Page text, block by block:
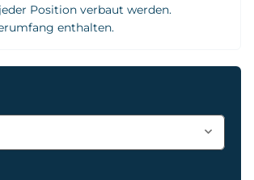
Position verbaut werden.
enthalten.